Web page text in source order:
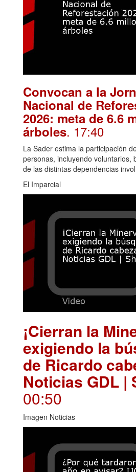
Convocan a la
Nacional de
2026: meta de 6.6
árboles. 17:40
La Sader estima la participación
personas, incluyendo voluntarios,
de las distintas dependencias
El Imparcial
¡Cierran la
exigiendo la
de Ricardo
Noticias GDL |
00:50
Imagen Noticias